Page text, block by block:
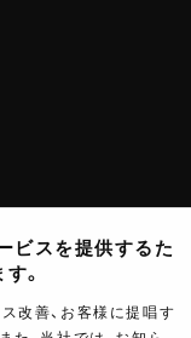
ビスを提供するた
。
改善、お客様に提唱す